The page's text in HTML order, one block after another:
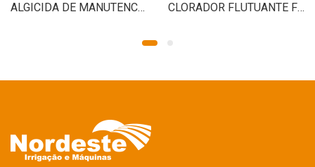
ALGICIDA DE MANUTENCAO 1L Q CLOR CLORADOR FLUTUANTE FLOATER 17;5CM – KALA